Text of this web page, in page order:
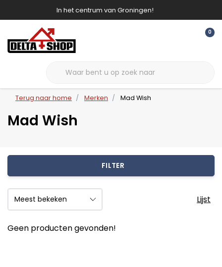
In het centrum van Groningen!
0
Terug naar home Merken Mad Wish
Mad Wish
FILTER
Lijst
Geen producten gevonden!